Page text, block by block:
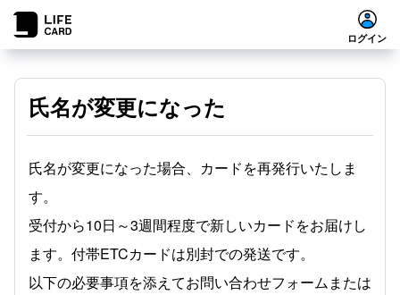
ログイン
氏名が変更になった
氏名が変更になった場合、カードを再発行いたしま
す。
受付から10日～3週間程度で新しいカードをお届けし
ます。付帯ETCカードは別封での発送です。
以下の必要事項を添えてお問い合わせフォームまたは